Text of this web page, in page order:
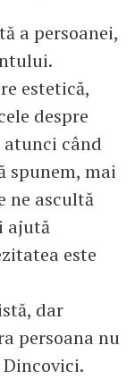
a persoanei,
estetică,
despre
atunci când
spunem, mai
ne ascultă
ajută
este
dar
persoana nu